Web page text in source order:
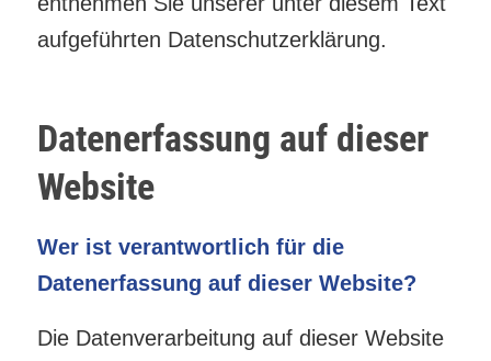
aufgeführten Datenschutzerklärung.
Datenerfassung auf dieser
Website
Wer ist verantwortlich für die
Datenerfassung auf dieser Website?
Die Datenverarbeitung auf dieser Website